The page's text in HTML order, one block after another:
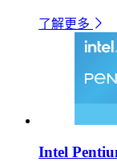
了解更多
Intel